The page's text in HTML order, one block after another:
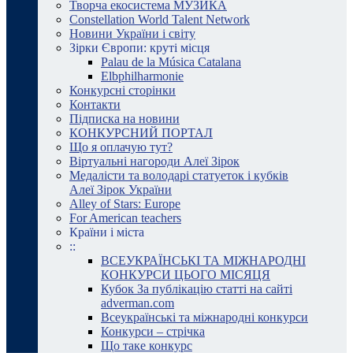
Творча екосистема МУЗИКА
Constellation World Talent Network
Новини України і світу
Зірки Європи: круті місця
Palau de la Música Catalana
Elbphilharmonie
Конкурсні сторінки
Контакти
Підписка на новини
КОНКУРСНИЙ ПОРТАЛ
Що я оплачую тут?
Віртуальні нагороди Алеї Зірок
Медалісти та володарі статуеток і кубків
Алеї Зірок України
Alley of Stars: Europe
For American teachers
Країни і міста
::
ВСЕУКРАЇНСЬКІ ТА МІЖНАРОДНІ
КОНКУРСИ ЦЬОГО МІСЯЦЯ
Кубок За публікацію статті на сайті
adverman.com
Всеукраїнські та міжнародні конкурси
Конкурси – стрічка
Що таке конкурс